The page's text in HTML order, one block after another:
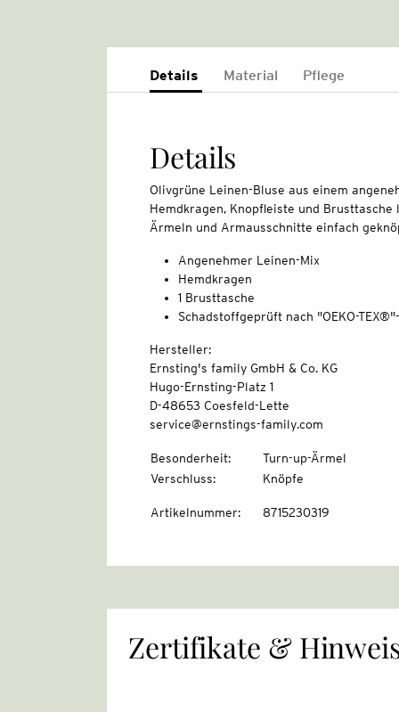
Details Material Pflege
Details
Olivgrüne Leinen-Bluse aus einem
Hemdkragen, Knopfleiste und Brusttasche
Ärmeln und Armausschnitte einfach
Angenehmer Leinen-Mix
Hemdkragen
1 Brusttasche
Schadstoffgeprüft nach "OEKO-
Hersteller:
Ernsting's family GmbH & Co. KG
Hugo-Ernsting-Platz 1
D-48653 Coesfeld-Lette
service@ernstings-family.com
Besonderheit:
Turn-up-Ärmel
Verschluss: Knöpfe
Artikelnummer: 8715230319
Zertifikate &